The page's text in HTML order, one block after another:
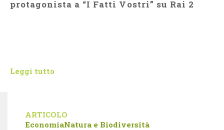
protagonista a “I Fatti Vostri” su Rai 2
Leggi tutto
ARTICOLO
EconomiaNatura e Biodiversità